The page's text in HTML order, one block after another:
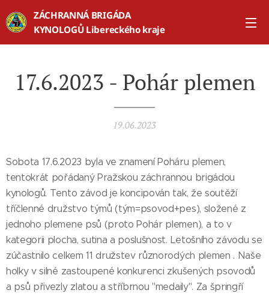
ZÁCHRANNÁ BRIGÁDA
KYNOLOGŮ Libereckého kraje
17.6.2023 - Pohár plemen
19.06.2023
Sobota 17.6.2023 byla ve znamení Poháru plemen,
tentokrát pořádaný Pražskou záchrannou brigádou
kynologů. Tento závod je koncipován tak, že soutěží
tříčlenné družstvo týmů (tým=psovod+pes), složené z
jednoho plemene psů (proto Pohár plemen), a to v
kategorii plocha, sutina a poslušnost. Letošního závodu se
zúčastnilo celkem 11 družstev různorodých plemen . Naše
holky v silné zastoupené konkurenci zkušených psovodů
a psů přivezly zlatou a stříbrnou "medaily". Za špringří